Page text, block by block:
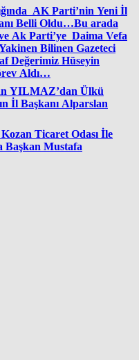
AK Parti’nin Yeni İl
Belli Oldu…Bu arada
Ak Parti’ye Daima Vefa
Bilinen Gazeteci
Değerimiz Hüseyin
Aldı…
YILMAZ’dan Ülkü
İl Başkanı Alparslan
Ticaret Odası İle
Başkan Mustafa